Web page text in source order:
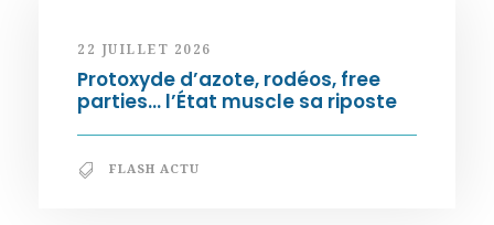
22 JUILLET 2026
Protoxyde d’azote, rodéos, free
parties… l’État muscle sa riposte
FLASH ACTU